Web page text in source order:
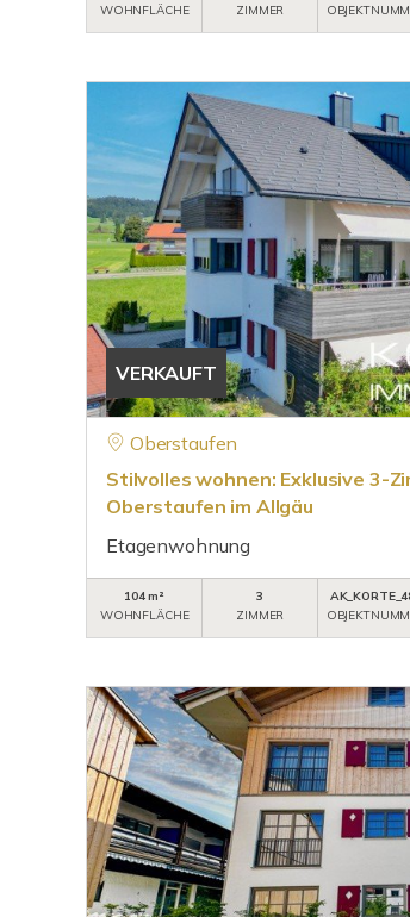
WOHNFLÄCHE
ZIMMER
VERKAUFT
Oberstaufen
Stilvolles wohnen: Exklusive 3-
Oberstaufen im Allgäu
Etagenwohnung
104 m²
WOHNFLÄCHE
3
ZIMMER